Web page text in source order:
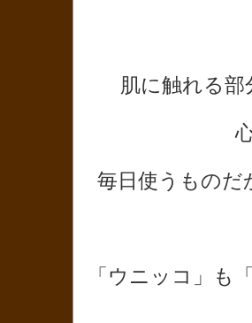
肌に触れる
毎日使うものだ
「ウニッコ」も